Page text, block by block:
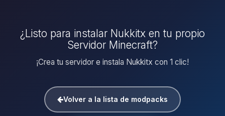
¿Listo para instalar Nukkitx en tu propio
Servidor Minecraft?
¡Crea tu servidor e instala Nukkitx con 1 clic!
Volver a la lista de modpacks